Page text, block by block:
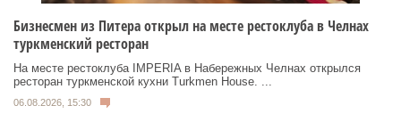
Бизнесмен из Питера открыл на месте рестоклуба в Челнах
туркменский ресторан
На месте рестоклуба IMPERIA в Набережных Челнах открылся
ресторан туркменской кухни Turkmen House. ...
06.08.2026, 15:30